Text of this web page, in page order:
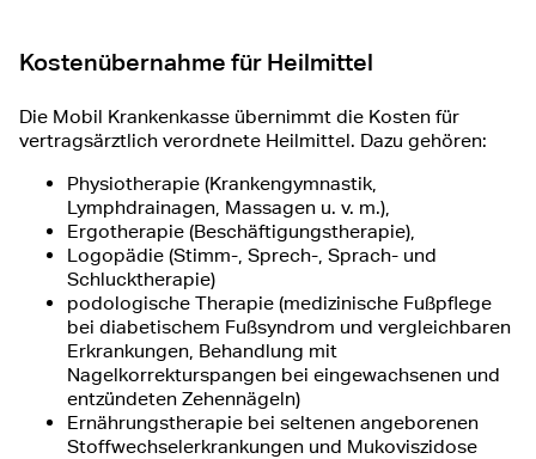
Kostenübernahme für Heilmittel
Die Mobil Krankenkasse übernimmt die Kosten für
vertragsärztlich verordnete Heilmittel. Dazu gehören:
Physiotherapie (Krankengymnastik,
Lymphdrainagen, Massagen u. v. m.),
Ergotherapie (Beschäftigungstherapie),
Logopädie (Stimm-, Sprech-, Sprach- und
Schlucktherapie)
podologische Therapie (medizinische Fußpflege
bei diabetischem Fußsyndrom und vergleichbaren
Erkrankungen, Behandlung mit
Nagelkorrekturspangen bei eingewachsenen und
entzündeten Zehennägeln)
Ernährungstherapie bei seltenen angeborenen
Stoffwechselerkrankungen und Mukoviszidose